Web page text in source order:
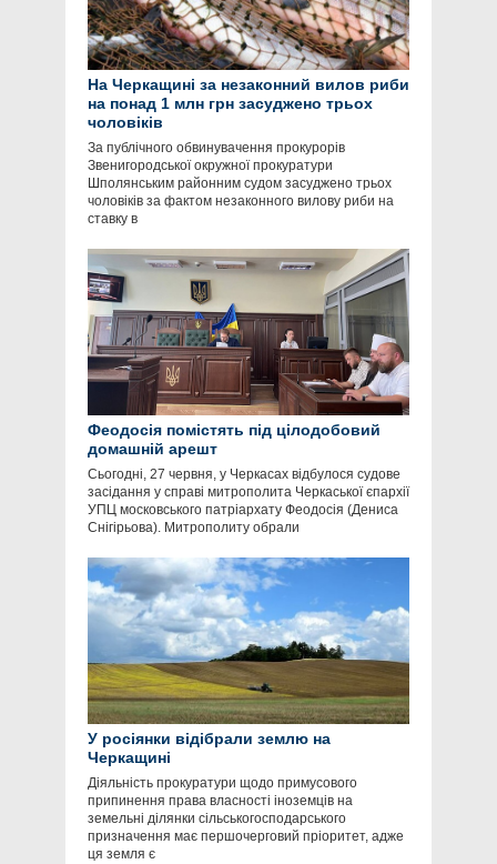
На Черкащині за незаконний вилов риби
на понад 1 млн грн засуджено трьох
чоловіків
За публічного обвинувачення прокурорів
Звенигородської окружної прокуратури
Шполянським районним судом засуджено трьох
чоловіків за фактом незаконного вилову риби на
ставку в
Феодосія помістять під цілодобовий
домашній арешт
Сьогодні, 27 червня, у Черкасах відбулося судове
засідання у справі митрополита Черкаської єпархії
УПЦ московського патріархату Феодосія (Дениса
Снігірьова). Митрополиту обрали
У росіянки відібрали землю на
Черкащині
Діяльність прокуратури щодо примусового
припинення права власності іноземців на
земельні ділянки сільськогосподарського
призначення має першочерговий пріоритет, адже
ця земля є